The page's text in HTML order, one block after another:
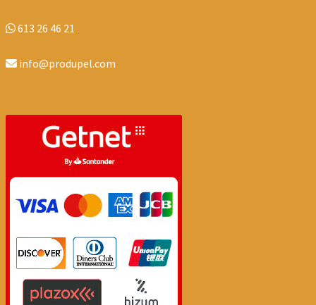
613 26 46 21
info@produpel.com